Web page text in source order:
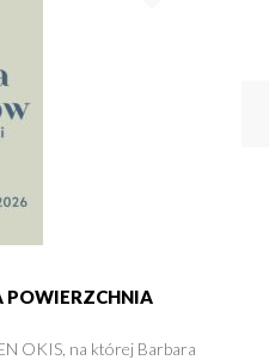
POWIERZCHNIA
OKIS, na której Barbara